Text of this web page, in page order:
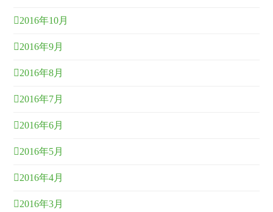
2016年10月
2016年9月
2016年8月
2016年7月
2016年6月
2016年5月
2016年4月
2016年3月